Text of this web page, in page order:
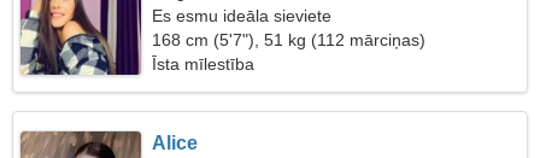
Es esmu ideāla sieviete
168 cm (5'7"), 51 kg (112 mārciņas)
Īsta mīlestība
Alice